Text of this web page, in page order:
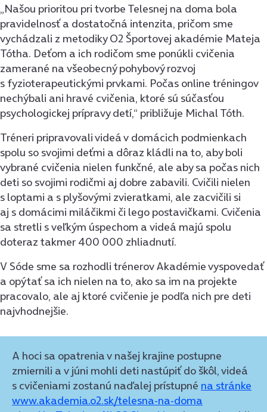
„Našou prioritou pri tvorbe Telesnej na doma bola
pravidelnosť a dostatočná intenzita, pričom sme
vychádzali z metodiky O2 Športovej akadémie Mateja
Tótha. Deťom a ich rodičom sme ponúkli cvičenia
zamerané na všeobecný pohybový rozvoj
s fyzioterapeutickými prvkami. Počas online tréningov
nechýbali ani hravé cvičenia, ktoré sú súčasťou
psychologickej prípravy detí,“ približuje Michal Tóth.
Tréneri pripravovali videá v domácich podmienkach
spolu so svojimi deťmi a dôraz kládli na to, aby boli
vybrané cvičenia nielen funkčné, ale aby sa počas nich
deti so svojimi rodičmi aj dobre zabavili. Cvičili nielen
s loptami a s plyšovými zvieratkami, ale zacvičili si
aj s domácimi miláčikmi či lego postavičkami. Cvičenia
sa stretli s veľkým úspechom a videá majú spolu
doteraz takmer 400 000 zhliadnutí.
V Sóde sme sa rozhodli trénerov Akadémie vyspovedať
a opýtať sa ich nielen na to, ako sa im na projekte
pracovalo, ale aj ktoré cvičenie je podľa nich pre deti
najvhodnejšie.
A hoci sa opatrenia v našej krajine postupne
zmiernili a v júni mohli deti nastúpiť do škôl, videá
s cvičeniami zostanú naďalej prístupné na stránke
www.akademia.o2.sk/telesna-na-doma